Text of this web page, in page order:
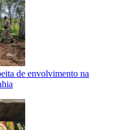
de envolvimento na